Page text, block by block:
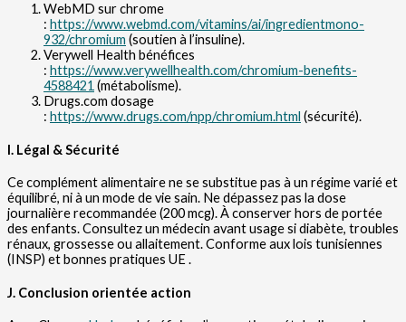
WebMD sur chrome
: https://www.webmd.com/vitamins/ai/ingredientmono-
932/chromium (soutien à l’insuline).
Verywell Health bénéfices
: https://www.verywellhealth.com/chromium-benefits-
4588421(métabolisme).
Drugs.com dosage
: https://www.drugs.com/npp/chromium.html (sécurité).
I. Légal & Sécurité
Ce complément alimentaire ne se substitue pas à un régime varié et
équilibré, ni à un mode de vie sain. Ne dépassez pas la dose
journalière recommandée (200 mcg). À conserver hors de portée
des enfants. Consultez un médecin avant usage si diabète, troubles
rénaux, grossesse ou allaitement. Conforme aux lois tunisiennes
(INSP) et bonnes pratiques UE .
J. Conclusion orientée action